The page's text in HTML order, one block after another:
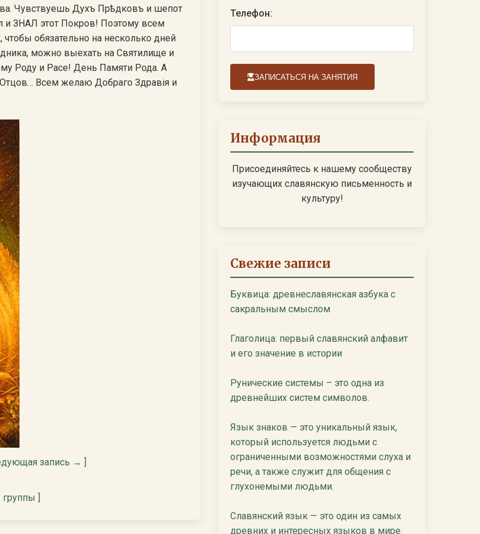
Чувствуешь Духъ Прѣдковъ и шепот
и ЗНАЛ этот Покров! Поэтому всем
обязательно на несколько дней
можно выехать на Святилище и
Роду и Расе! День Памяти Рода. А
Всем желаю Добраго Здравiя и
запись → ]
группы ]
Телефон:
ЗАПИСАТЬСЯ НА ЗАНЯТИЯ
Информация
Присоединяйтесь к нашему сообществу
изучающих славянскую письменность и
культуру!
Свежие записи
Буквица: древнеславянская азбука с
сакральным смыслом
Глаголица: первый славянский алфавит
и его значение в истории
Рунические системы – это одна из
древнейших систем символов.
Язык знаков — это уникальный язык,
который используется людьми с
ограниченными возможностями слуха и
речи, а также служит для общения с
глухонемыми людьми.
Славянский язык — это один из самых
древних и интересных языков в мире.